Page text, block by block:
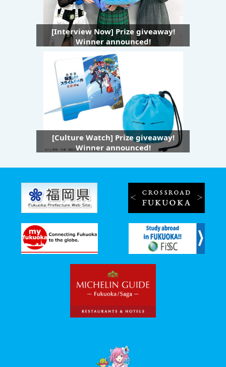
[Interview Now] Prize giveaway!
Winner announced!
[Culture Watch] Prize giveaway!
Winner announced!